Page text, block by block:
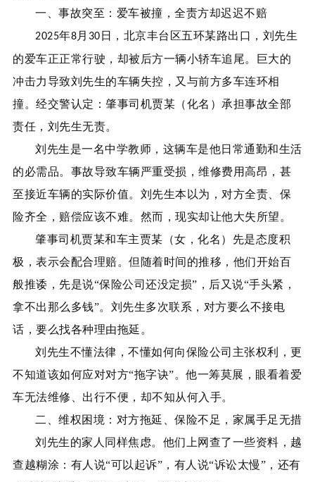
一、事故突至：爱车被撞，全责方却迟迟不赔
2025年8月 30 日，北京丰台区五环某路出口，刘先生
的爱车正正常行驶，却被后方一辆小轿车追尾。巨大的
冲击力导致刘先生的车辆失控，又与前方多车连环相
撞。经交警认定：肇事司机贾某（化名）承担事故全部
责任，刘先生无责。
刘先生是一名中学教师，这辆车是他日常通勤和生活
的必需品。事故导致车辆严重受损，维修费用高昂，甚
至接近车辆的实际价值。刘先生本以为，对方全责、保
险齐全，赔偿应该不难。然而，现实却让他大失所望。
肇事司机贾某和车主贾某（女，化名）先是态度积
极，表示会配合理赔。但随着时间的推移，他们开始百
般推诿，先是说“保险公司还没定损”，后又说“手头紧，
拿不出那么多钱”。刘先生多次联系，对方要么不接电
话，要么找各种理由拖延。
刘先生不懂法律，不懂如何向保险公司主张权利，更
不知道该如何应对对方“拖字诀”。他一筹莫展，眼看着爱
车无法维修、出行不便，却不知从何入手。
二、维权困境：对方拖延、保险不足，家属手足无措
刘先生的家人同样焦虑。他们上网查了一些资料，越
查越糊涂：有人说“可以起诉”，有人说“诉讼太慢”，还有